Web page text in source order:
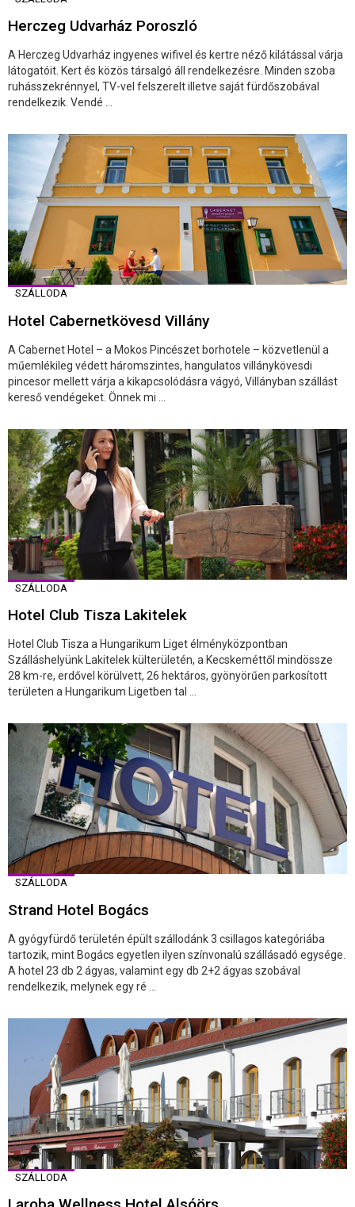
Herczeg Udvarház Poroszló
A Herczeg Udvarház ingyenes wifivel és kertre néző kilátással várja
látogatóit. Kert és közös társalgó áll rendelkezésre. Minden szoba
ruhásszekrénnyel, TV-vel felszerelt illetve saját fürdőszobával
rendelkezik. Vendé ...
SZÁLLODA
Hotel Cabernetkövesd Villány
A Cabernet Hotel – a Mokos Pincészet borhotele – közvetlenül a
műemlékileg védett háromszintes, hangulatos villánykövesdi
pincesor mellett várja a kikapcsolódásra vágyó, Villányban szállást
kereső vendégeket. Önnek mi ...
SZÁLLODA
Hotel Club Tisza Lakitelek
Hotel Club Tisza a Hungarikum Liget élményközpontban
Szálláshelyünk Lakitelek külterületén, a Kecskeméttől mindössze
28 km-re, erdővel körülvett, 26 hektáros, gyönyörűen parkosított
területen a Hungarikum Ligetben tal ...
SZÁLLODA
Strand Hotel Bogács
A gyógyfürdő területén épült szállodánk 3 csillagos kategóriába
tartozik, mint Bogács egyetlen ilyen színvonalú szállásadó egysége.
A hotel 23 db 2 ágyas, valamint egy db 2+2 ágyas szobával
rendelkezik, melynek egy ré ...
SZÁLLODA